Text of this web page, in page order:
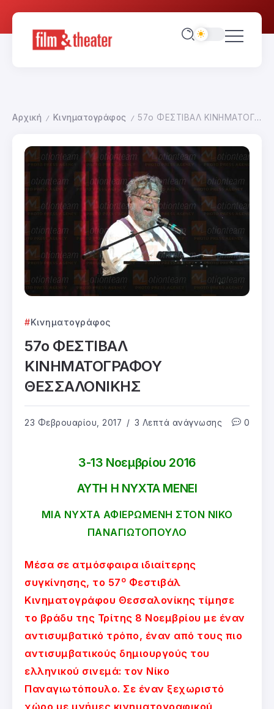
Αρχική / Κινηματογράφος / 57ο ΦΕΣΤΙΒΑΛ ΚΙΝΗΜΑΤΟΓΡΑΦΟΥ ΘΕΣΣΑΛΟΝΙΚΗΣ
Κινηματογράφος
57ο ΦΕΣΤΙΒΑΛ
ΚΙΝΗΜΑΤΟΓΡΑΦΟΥ
ΘΕΣΣΑΛΟΝΙΚΗΣ
23 Φεβρουαρίου, 2017 3 Λεπτά ανάγνωσης 0
3-13 Νοεμβρίου 2016
ΑΥΤΗ Η ΝΥΧΤΑ ΜΕΝΕΙ
ΜΙΑ ΝΥΧΤΑ ΑΦΙΕΡΩΜΕΝΗ ΣΤΟΝ ΝΙΚΟ
ΠΑΝΑΓΙΩΤΟΠΟΥΛΟ
Μέσα σε ατμόσφαιρα ιδιαίτερης
συγκίνησης, το 57 ο Φεστιβάλ
Κινηματογράφου Θεσσαλονίκης τίμησε
το βράδυ της Τρίτης 8 Νοεμβρίου με έναν
αντισυμβατικό τρόπο, έναν από τους πιο
αντισυμβατικούς δημιουργούς του
ελληνικού σινεμά: τον Νίκο
Παναγιωτόπουλο. Σε έναν ξεχωριστό